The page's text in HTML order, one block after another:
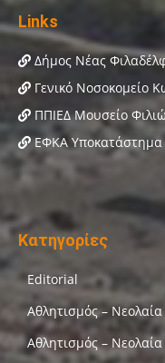
Links
Δήμος Νέας
Γενικό Νοσοκομείο
ΠΠΙΕΔ Μουσείο
ΕΦΚΑ Υποκατάστημα
Κατηγορίες
Editorial
Αθλητισμός – Νεολαία
Αθλητισμός – Νεολαία